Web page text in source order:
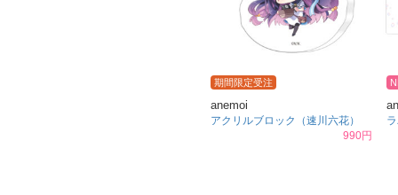
期間限定受注
anemoi
アクリルブロック（速川六花）
990円